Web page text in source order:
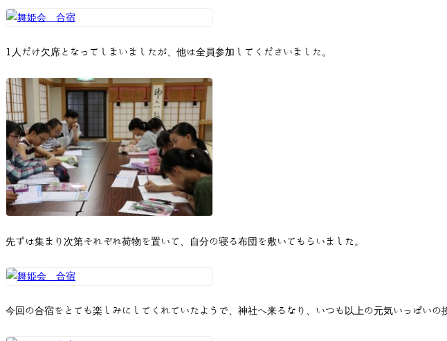
1人だけ欠席となってしまいましたが、他は全員参加してくださいました。
先ずは集まり次第それぞれ荷物を置いて、自分の寝る布団を敷いてもらいました。
今回の合宿をとても楽しみにしてくれていたようで、神社へ来るなり、いつも以上の元気いっぱいの